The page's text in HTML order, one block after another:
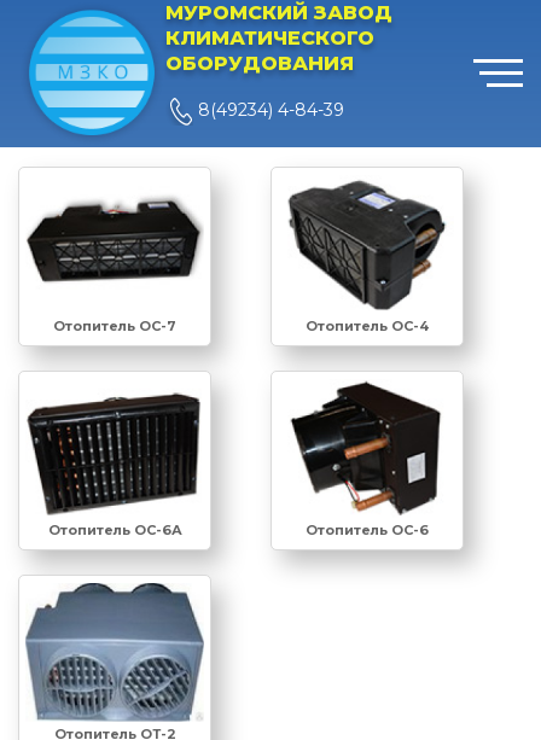
МУРОМСКИЙ ЗАВОД
КЛИМАТИЧЕСКОГО
ОБОРУДОВАНИЯ
8(49234) 4-84-39
Отопитель ОС-7 Отопитель ОС-4
Отопитель ОС-6А Отопитель ОС-6
Отопитель ОТ-2